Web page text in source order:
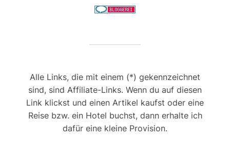
Alle Links, die mit einem (*) gekennzeichnet
sind, sind Affiliate-Links. Wenn du auf diesen
Link klickst und einen Artikel kaufst oder eine
Reise bzw. ein Hotel buchst, dann erhalte ich
dafür eine kleine Provision.